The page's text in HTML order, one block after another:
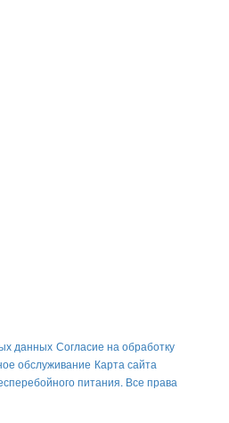
данных Согласие на обработку
обслуживание Карта сайта
питания. Все права